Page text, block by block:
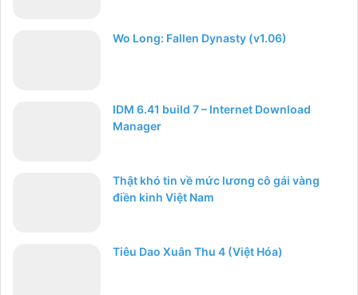
Wo Long: Fallen Dynasty (v1.06)
IDM 6.41 build 7 – Internet Download
Manager
Thật khó tin về mức lương cô gái vàng
điền kinh Việt Nam
Tiêu Dao Xuân Thu 4 (Việt Hóa)